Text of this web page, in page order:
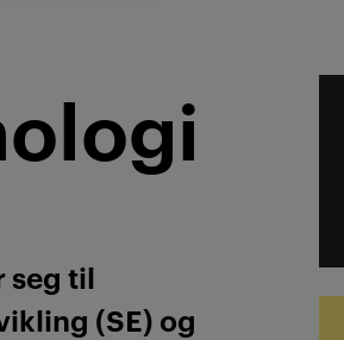
seg til
(SE) og